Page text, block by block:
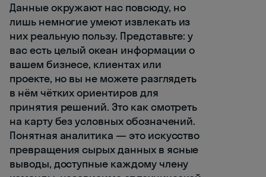
Данные окружают нас повсюду, но
лишь немногие умеют извлекать из
них реальную пользу. Представьте: у
вас есть целый океан информации о
вашем бизнесе, клиентах или
проекте, но вы не можете разглядеть
в нём чётких ориентиров для
принятия решений. Это как смотреть
на карту без условных обозначений.
Понятная аналитика — это искусство
превращения сырых данных в ясные
выводы, доступные каждому члену